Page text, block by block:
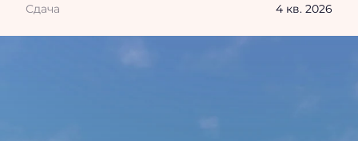
Сдача
4 кв. 2026